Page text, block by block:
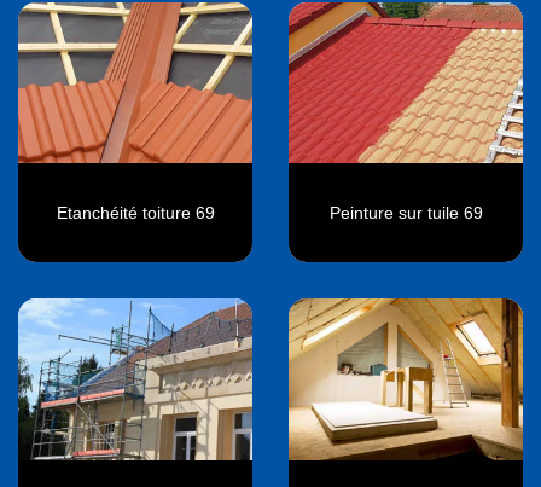
Etanchéité toiture 69 Peinture sur tuile 69